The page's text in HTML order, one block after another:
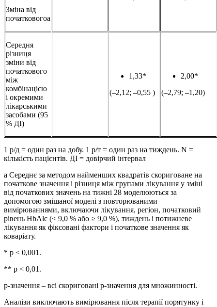
Зміна від
початковогоa
Середня
різниця
зміни від
початкового
між
комбінацією
і окремими
лікарськими
засобами (95
% ДІ)
1,33*
(–2,12; –0,55 )
2,00*
(–2,79; –1,20)
1 р/д = один раз на добу. 1 р/т = один раз на тиждень. N =
кількість пацієнтів. ДІ = довірчий інтервал
a Середнє за методом найменших квадратів скориговане на
початкове значення і різниця між групами лікування у зміні
від початкових значень на тижні 28 моделюються за
допомогою змішаної моделі з повторюваними
вимірюваннями, включаючи лікування, регіон, початковий
рівень HbAlc (< 9,0 % або ≥ 9,0 %), тиждень і потижневе
лікування як фіксовані фактори і початкове значення як
коваріату.
* p < 0,001.
** p < 0,01.
р-значення – всі скориговані р-значення для множинності.
Аналізи виключають вимірювання після терапії порятунку і